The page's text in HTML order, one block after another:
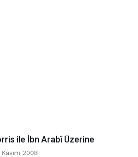
ile İbn Arabî Üzerine
Kasım 2008